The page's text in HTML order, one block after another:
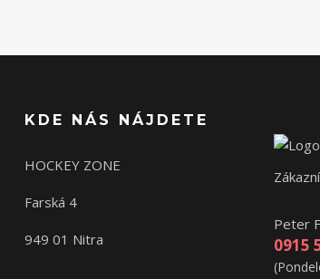
KDE NÁS NÁJDETE
HOCKEY ZONE
Farská 4
949 01 Nitra
Peter
0915